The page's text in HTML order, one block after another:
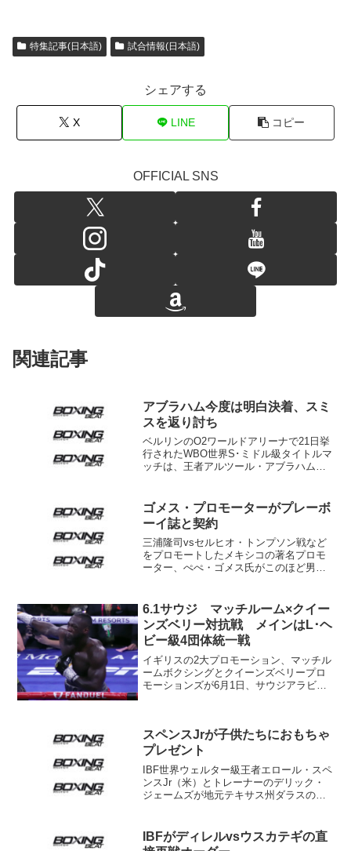
特集記事(日本語) 試合情報(日本語)
シェアする
X LINE コピー
OFFICIAL SNS
関連記事
アブラハム今度は明白決着、スミ
スを返り討ち
ベルリンのO2ワールドアリーナで21日挙
行されたWBO世界S･ミドル級タイトルマ
ッチは、王者アルツール・アブラハム
呼んだ昨年9月の初戦に決着をつけた。
スミスは...
ゴメス・プロモーターがプレーボ
ーイ誌と契約
三浦隆司vsセルヒオ・トンプソン戦など
をプロモートしたメキシコの著名プロモ
ーター、ぺぺ・ゴメス氏がこのほど男性
テーションが行われた。 同時にゴメス
氏はこの日、これま...
6.1サウジ マッチルーム×クイー
ンズベリー対抗戦 メインはL･ヘ
ビー級4団体統一戦
イギリスの2大プロモーション、マッチル
ームボクシングとクイーンズベリープロ
モーションズが6月1日、サウジアラビア
キ・アルシク氏がY...
スペンスJrが子供たちにおもちゃ
プレゼント
IBF世界ウェルター級王者エロール・スペ
ンスJr（米）とトレーナーのデリック・
ジェームズが地元テキサス州ダラスの恵
ルズ（少年少女）クラブを訪れたスペン
スとジェームズは...
IBFがディレルvsウスカテギの直